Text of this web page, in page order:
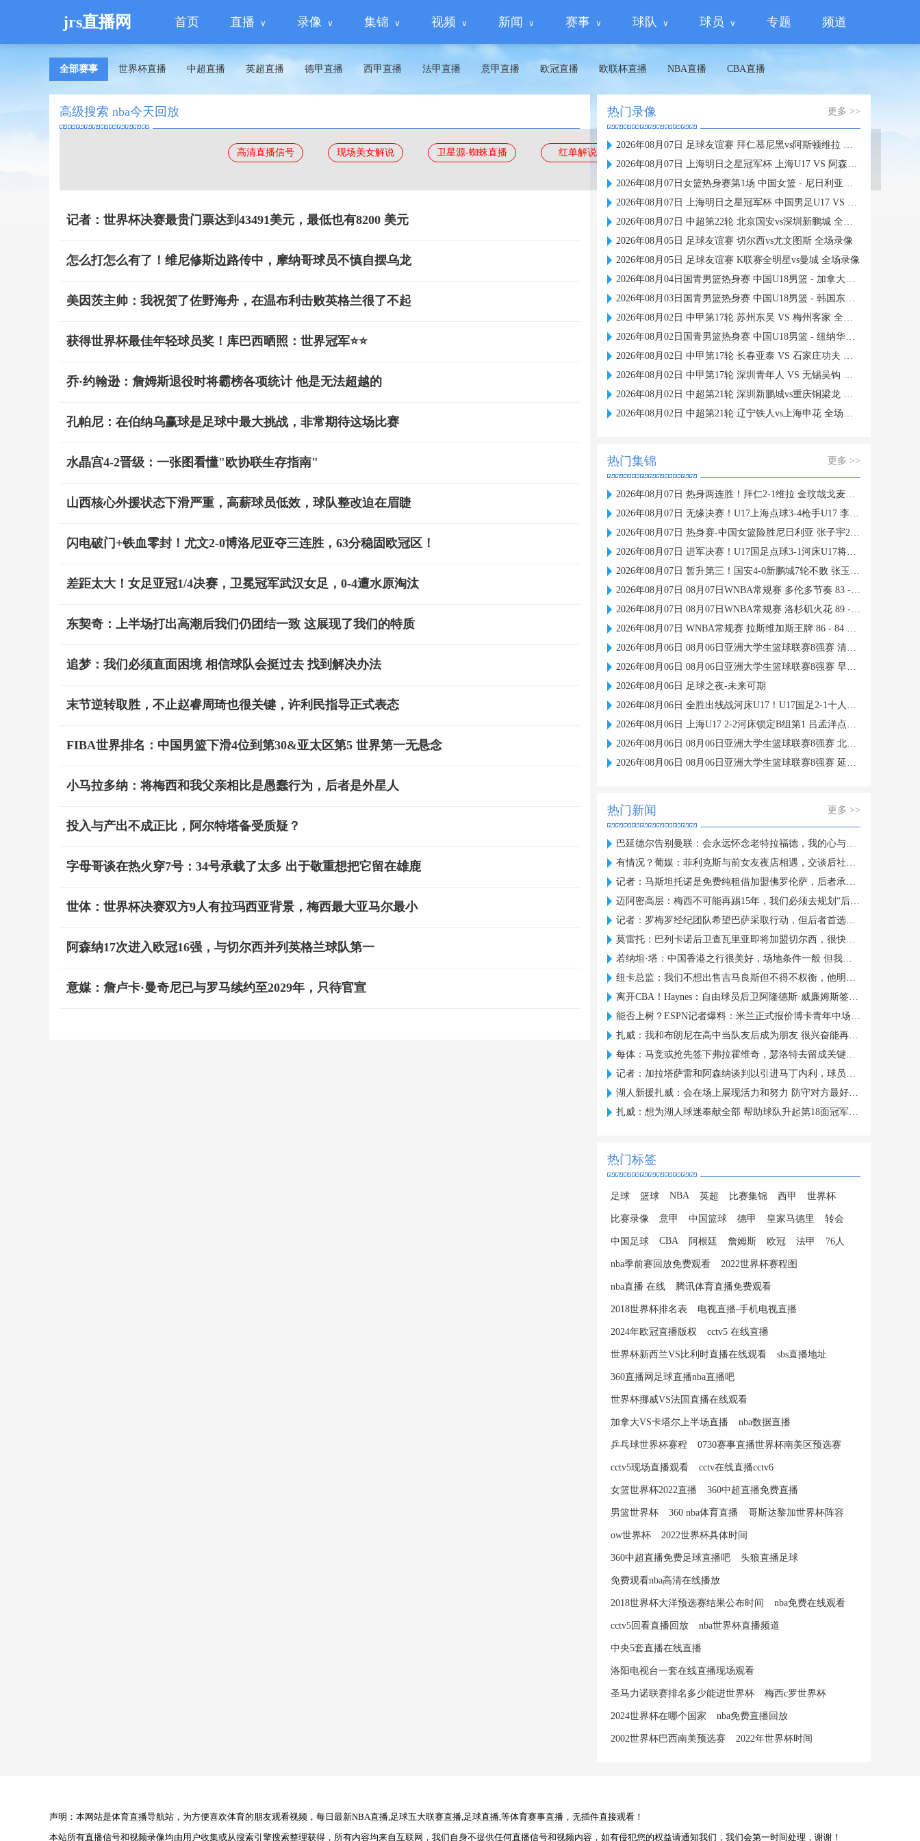
jrs直播网 首页 直播 录像 集锦 视频 新闻 赛事 球队 球员 专题 频道
全部赛事 世界杯直播 中超直播 英超直播 德甲直播 西甲直播 法甲直播 意甲直播 欧冠直播 欧联杯直播 NBA直播 CBA直播
高级搜索 nba今天回放
高清直播信号 现场美女解说 卫星源-蜘蛛直播 红单解说 蜘蛛直播
记者：世界杯决赛最贵门票达到43491美元，最低也有8200 美元
怎么打怎么有了！维尼修斯边路传中，摩纳哥球员不慎自摆乌龙
美因茨主帅：我祝贺了佐野海舟，在温布利击败英格兰很了不起
获得世界杯最佳年轻球员奖！库巴西晒照：世界冠军⭐️⭐️
乔·约翰逊：詹姆斯退役时将霸榜各项统计 他是无法超越的
孔帕尼：在伯纳乌赢球是足球中最大挑战，非常期待这场比赛
水晶宫4-2晋级：一张图看懂"欧协联生存指南"
山西核心外援状态下滑严重，高薪球员低效，球队整改迫在眉睫
闪电破门+铁血零封！尤文2-0博洛尼亚夺三连胜，63分稳固欧冠区！
差距太大！女足亚冠1/4决赛，卫冕冠军武汉女足，0-4遭水原淘汰
东契奇：上半场打出高潮后我们仍团结一致 这展现了我们的特质
追梦：我们必须直面困境 相信球队会挺过去 找到解决办法
末节逆转取胜，不止赵睿周琦也很关键，许利民指导正式表态
FIBA世界排名：中国男篮下滑4位到第30&亚太区第5 世界第一无悬念
小马拉多纳：将梅西和我父亲相比是愚蠢行为，后者是外星人
投入与产出不成正比，阿尔特塔备受质疑？
字母哥谈在热火穿7号：34号承载了太多 出于敬重想把它留在雄鹿
世体：世界杯决赛双方9人有拉玛西亚背景，梅西最大亚马尔最小
阿森纳17次进入欧冠16强，与切尔西并列英格兰球队第一
意媒：詹卢卡·曼奇尼已与罗马续约至2029年，只待官宣
热门录像 更多 >>
2026年08月07日 足球友谊赛 拜仁慕尼黑vs阿斯顿维拉 全场录像
2026年08月07日 上海明日之星冠军杯 上海U17 VS 阿森纳U17 全场录像
2026年08月07日女篮热身赛第1场 中国女篮 - 尼日利亚女篮 全场录像
2026年08月07日 上海明日之星冠军杯 中国男足U17 VS 河床U17 全场录像
2026年08月07日 中超第22轮 北京国安vs深圳新鹏城 全场录像
2026年08月05日 足球友谊赛 切尔西vs尤文图斯 全场录像
2026年08月05日 足球友谊赛 K联赛全明星vs曼城 全场录像
2026年08月04日国青男篮热身赛 中国U18男篮 - 加拿大大卫·安篮球学院 全场录像
2026年08月03日国青男篮热身赛 中国U18男篮 - 韩国东国大学 全场录像
2026年08月02日 中甲第17轮 苏州东吴 VS 梅州客家 全场录像
2026年08月02日国青男篮热身赛 中国U18男篮 - 纽纳华丁闪电队 全场录像
2026年08月02日 中甲第17轮 长春亚泰 VS 石家庄功夫 全场录像
2026年08月02日 中甲第17轮 深圳青年人 VS 无锡吴钩 全场录像
2026年08月02日 中超第21轮 深圳新鹏城vs重庆铜梁龙 全场录像
2026年08月02日 中超第21轮 辽宁铁人vs上海申花 全场录像
热门集锦 更多 >>
2026年08月07日 热身两连胜！拜仁2-1维拉 金玟哉戈麦斯破门迪亚斯替补建功
2026年08月07日 无缘决赛！U17上海点球3-4枪手U17 李秋甫、李文博失点王启戎扑点
2026年08月07日 热身赛-中国女篮险胜尼日利亚 张子宇24+11 杨舒予12+6
2026年08月07日 进军决赛！U17国足点球3-1河床U17将战阿森纳 江宇涵替补两扑点
2026年08月07日 暂升第三！国安4-0新鹏城7轮不败 张玉宁传射达万双响法比奥破门
2026年08月07日 08月07日WNBA常规赛 多伦多节奏 83 - 97 波特兰火焰 集锦
2026年08月07日 08月07日WNBA常规赛 洛杉矶火花 89 - 82 明尼苏达山猫 全场集锦
2026年08月07日 WNBA常规赛 拉斯维加斯王牌 86 - 84 印第安纳狂热 全场集锦
2026年08月06日 08月06日亚洲大学生篮球联赛8强赛 清华大学 85 - 81 菲律宾大学 集锦
2026年08月06日 08月06日亚洲大学生篮球联赛8强赛 早稻田大学 78 - 71 高丽大学 集锦
2026年08月06日 足球之夜-未来可期
2026年08月06日 全胜出线战河床U17！U17国足2-1十人药厂U17 赵松源登场1分钟传射
2026年08月06日 上海U17 2-2河床锁定B组第1 吕孟洋点射阿布力米破门 将战A组第2
2026年08月06日 08月06日亚洲大学生篮球联赛8强赛 北京大学 77 - 79 上海交通大学 集锦
2026年08月06日 08月06日亚洲大学生篮球联赛8强赛 延世大学 67 - 72 政治大学 集锦
热门新闻 更多 >>
巴延德尔告别曼联：会永远怀念老特拉福德，我的心与你们同在
有情况？葡媒：菲利克斯与前女友夜店相遇，交谈后社媒再次互关
记者：马斯坦托诺是免费纯租借加盟佛罗伦萨，后者承担全额薪水
迈阿密高层：梅西不可能再踢15年，我们必须去规划“后梅西时代”
记者：罗梅罗经纪团队希望巴萨采取行动，但后者首选引进罗德里
莫雷托：巴列卡诺后卫查瓦里亚即将加盟切尔西，很快就会官方宣布
若纳坦·塔：中国香港之行很美好，场地条件一般 但我们踢得不错
纽卡总监：我们不想出售吉马良斯但不得不权衡，他明确说出了意愿
离开CBA！Haynes：自由球员后卫阿隆德斯·威廉姆斯签约奇才
能否上树？ESPN记者爆料：米兰正式报价博卡青年中场帕雷德斯
扎威：我和布朗尼在高中当队友后成为朋友 很兴奋能再次并肩作战
每体：马竞或抢先签下弗拉霍维奇，瑟洛特去留成关键变量
记者：加拉塔萨雷和阿森纳谈判以引进马丁内利，球员合同明夏到期
湖人新援扎威：会在场上展现活力和努力 防守对方最好的球员
扎威：想为湖人球迷奉献全部 帮助球队升起第18面冠军旗帜
热门标签
足球 篮球 NBA 英超 比赛集锦 西甲 世界杯
比赛录像 意甲 中国篮球 德甲 皇家马德里 转会
中国足球 CBA 阿根廷 詹姆斯 欧冠 法甲 76人
nba季前赛回放免费观看 2022世界杯赛程图
nba直播 在线 腾讯体育直播免费观看
2018世界杯排名表 电视直播-手机电视直播
2024年欧冠直播版权 cctv5 在线直播
世界杯新西兰VS比利时直播在线观看 sbs直播地址
360直播网足球直播nba直播吧
世界杯挪威VS法国直播在线观看
加拿大VS卡塔尔上半场直播 nba数据直播
乒乓球世界杯赛程 0730赛事直播世界杯南美区预选赛
cctv5现场直播观看 cctv在线直播cctv6
女篮世界杯2022直播 360中超直播免费直播
男篮世界杯 360 nba体育直播 哥斯达黎加世界杯阵容
ow世界杯 2022世界杯具体时间
360中超直播免费足球直播吧 头狼直播足球
免费观看nba高清在线播放
2018世界杯大洋预选赛结果公布时间 nba免费在线观看
cctv5回看直播回放 nba世界杯直播频道
中央5套直播在线直播
洛阳电视台一套在线直播现场观看
圣马力诺联赛排名多少能进世界杯 梅西c罗世界杯
2024世界杯在哪个国家 nba免费直播回放
2002世界杯巴西南美预选赛 2022年世界杯时间
声明：本网站是体育直播导航站，为方便喜欢体育的朋友观看视频，每日最新NBA直播,足球五大联赛直播,足球直播,等体育赛事直播，无插件直接观看！
本站所有直播信号和视频录像均由用户收集或从搜索引擎搜索整理获得，所有内容均来自互联网，我们自身不提供任何直播信号和视频内容，如有侵犯您的权益请通知我们，我们会第一时间处理，谢谢！